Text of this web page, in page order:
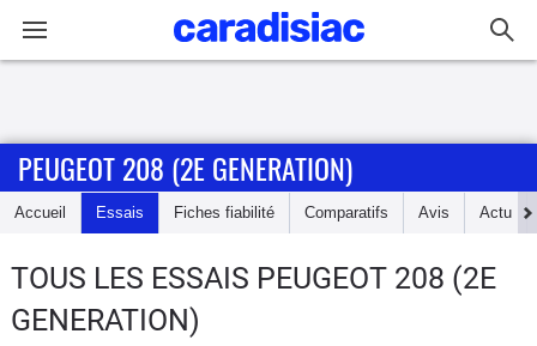
Accueil
Essais
PEUGEOT 208 (2E GENERATION)
Accueil Essais Fiches fiabilité Comparatifs Avis Actu
TOUS LES ESSAIS PEUGEOT 208 (2E
GENERATION)